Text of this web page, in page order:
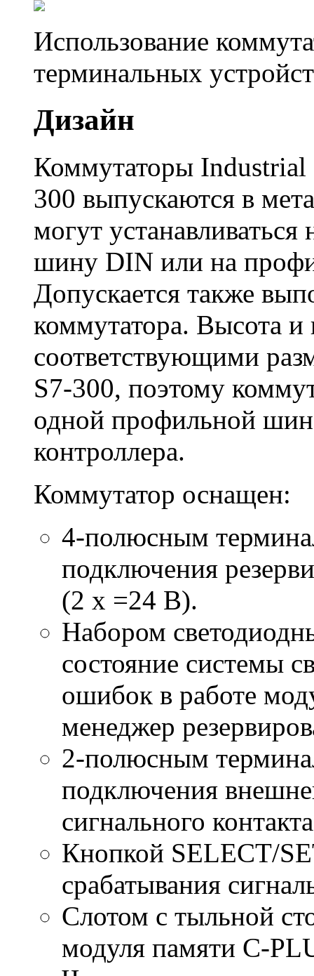
Использование
терминальных
Дизайн
Коммутаторы
300 выпускаются в
могут
шину DIN или на
Допускается также
коммутатора. Высота и
соответствующими
S7-300, поэтому
одной профильной
контроллера.
Коммутатор оснащен:
4-полюсным
подключения
(2 x =24 В).
Набором
состояние системы
ошибок в работе
менеджер
2-полюсным
подключения
сигнального
Кнопкой SELECT/
срабатывания
Слотом с тыльной
модуля памяти C-